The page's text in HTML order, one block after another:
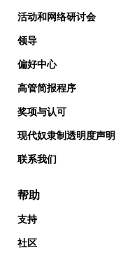
活动和网络研讨会
领导
偏好中心
高管简报程序
奖项与认可
现代奴隶制透明度声明
联系我们
帮助
支持
社区